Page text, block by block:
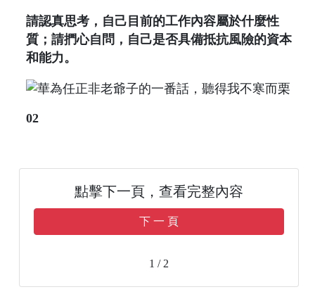
請認真思考，自己目前的工作內容屬於什麼性
質；請捫心自問，自己是否具備抵抗風險的資本
和能力。
02
點擊下一頁，查看完整內容
下 一 頁
1 / 2